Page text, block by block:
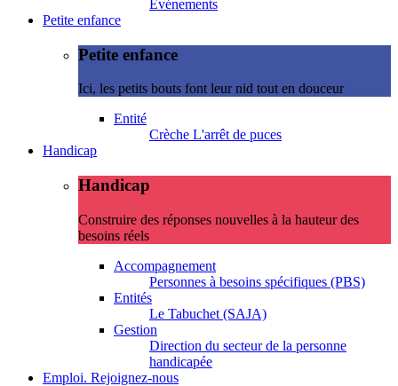
Evénements
Petite enfance
Petite enfance
Ici, les petits bouts font leur nid tout en douceur
Entité
Crèche L'arrêt de puces
Handicap
Handicap
Construire des réponses nouvelles à la hauteur des
besoins réels
Accompagnement
Personnes à besoins spécifiques (PBS)
Entités
Le Tabuchet (SAJA)
Gestion
Direction du secteur de la personne
handicapée
Emploi. Rejoignez-nous